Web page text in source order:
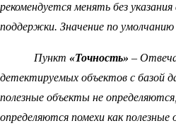
рекомендуется менять без
поддержки. Значение по умолчанию
Пункт «Точность» –
детектируемых объектов с базой
полезные объекты не
определяются помехи как